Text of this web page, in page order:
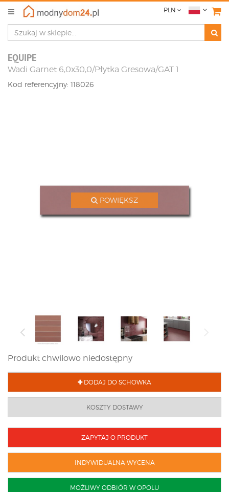
PLN
EQUIPE
Wadi Garnet 6,0x30,0/Płytka Gresowa/GAT 1
Kod referencyjny: 118026
POWIĘKSZ
Produkt chwilowo niedostępny
DODAJ DO SCHOWKA
KOSZTY DOSTAWY
ZAPYTAJ O PRODUKT
INDYWIDUALNA WYCENA
MOŻLIWY ODBIÓR W OPOLU